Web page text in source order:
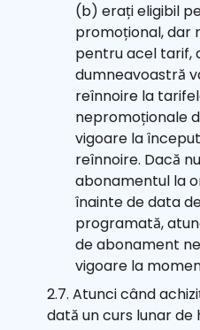
(b) erați eligibil
promoțional, dar
pentru acel tarif,
dumneavoastră
reînnoire la
nepromoționale
vigoare la
reînnoire. Dacă
abonamentul la
înainte de data
programată,
de abonament
vigoare la
2.7. Atunci când
dată un curs lunar